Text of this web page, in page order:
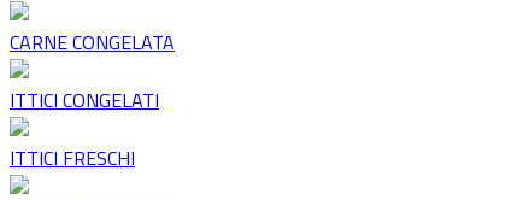
CARNE CONGELATA
ITTICI CONGELATI
ITTICI FRESCHI